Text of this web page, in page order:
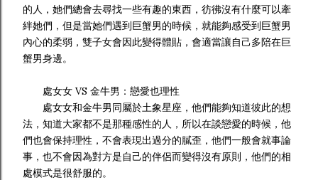
的人，她們總會去尋找一些有趣的東西，彷彿沒有什麼可以牽
絆她們，但是當她們遇到巨蟹男的時候，就能夠感受到巨蟹男
內心的柔弱，雙子女會因此變得體貼，會適當讓自己多陪在巨
蟹男身邊。
處女女 VS 金牛男：戀愛也理性
處女女和金牛男同屬於土象星座，他們能夠知道彼此的想
法，知道大家都不是那種感性的人，所以在談戀愛的時候，他
們也會保持理性，不會表現出過分的膩歪，他們一般會就事論
事，也不會因為對方是自己的伴侶而變得沒有原則，他們的相
處模式是很舒服的。